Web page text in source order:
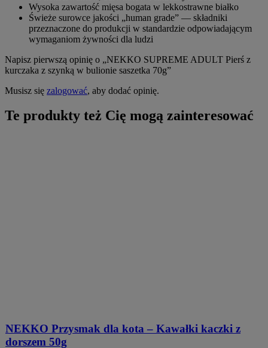
Wysoka zawartość mięsa bogata w lekkostrawne białko
Świeże surowce jakości „human grade” — składniki
przeznaczone do produkcji w standardzie odpowiadającym
wymaganiom żywności dla ludzi
Napisz pierwszą opinię o „NEKKO SUPREME ADULT Pierś z
kurczaka z szynką w bulionie saszetka 70g”
Musisz się zalogować, aby dodać opinię.
Te produkty też Cię mogą zainteresować
NEKKO Przysmak dla kota – Kawałki kaczki z
dorszem 50g